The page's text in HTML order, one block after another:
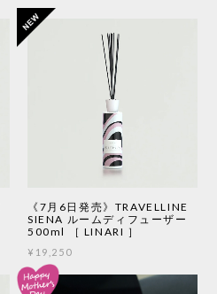
《7月6日発売》TRAVELLINE
SIENA ルームディフューザー
500ml ［ LINARI ］
¥19,250